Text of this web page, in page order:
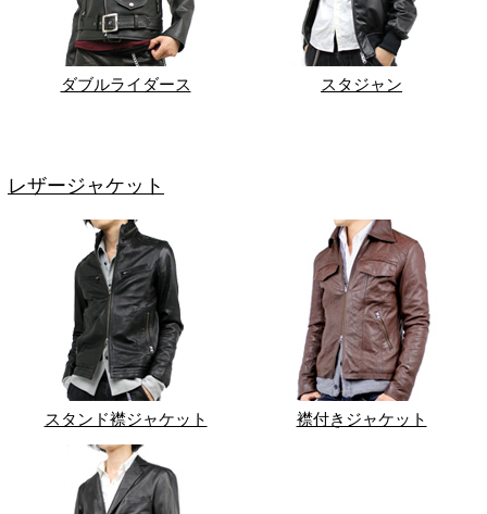
ダブルライダース スタジャン
レザージャケット
スタンド襟ジャケット 襟付きジャケット